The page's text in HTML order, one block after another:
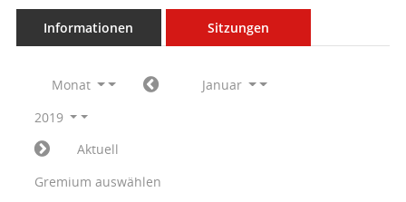
Informationen Sitzungen
Monat
Januar
2019
Aktuell
Gremium auswählen